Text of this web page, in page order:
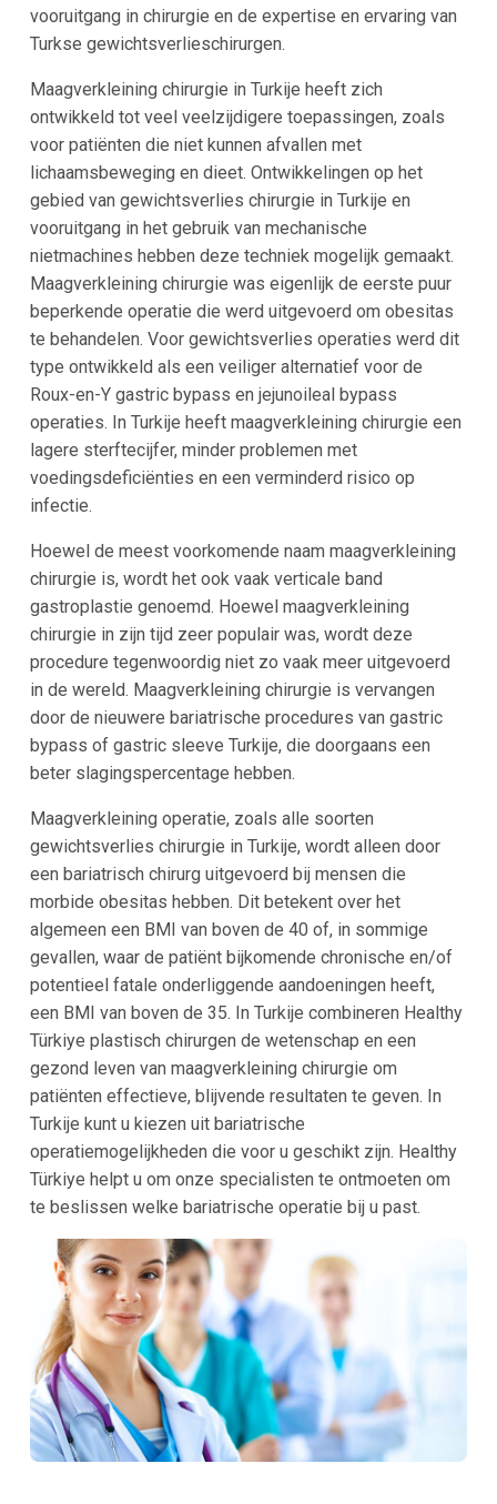
vooruitgang in chirurgie en de expertise en ervaring van
Turkse gewichtsverlieschirurgen.
Maagverkleining chirurgie in Turkije heeft zich
ontwikkeld tot veel veelzijdigere toepassingen, zoals
voor patiënten die niet kunnen afvallen met
lichaamsbeweging en dieet. Ontwikkelingen op het
gebied van gewichtsverlies chirurgie in Turkije en
vooruitgang in het gebruik van mechanische
nietmachines hebben deze techniek mogelijk gemaakt.
Maagverkleining chirurgie was eigenlijk de eerste puur
beperkende operatie die werd uitgevoerd om obesitas
te behandelen. Voor gewichtsverlies operaties werd dit
type ontwikkeld als een veiliger alternatief voor de
Roux-en-Y gastric bypass en jejunoileal bypass
operaties. In Turkije heeft maagverkleining chirurgie een
lagere sterftecijfer, minder problemen met
voedingsdeficiënties en een verminderd risico op
infectie.
Hoewel de meest voorkomende naam maagverkleining
chirurgie is, wordt het ook vaak verticale band
gastroplastie genoemd. Hoewel maagverkleining
chirurgie in zijn tijd zeer populair was, wordt deze
procedure tegenwoordig niet zo vaak meer uitgevoerd
in de wereld. Maagverkleining chirurgie is vervangen
door de nieuwere bariatrische procedures van gastric
bypass of gastric sleeve Turkije, die doorgaans een
beter slagingspercentage hebben.
Maagverkleining operatie, zoals alle soorten
gewichtsverlies chirurgie in Turkije, wordt alleen door
een bariatrisch chirurg uitgevoerd bij mensen die
morbide obesitas hebben. Dit betekent over het
algemeen een BMI van boven de 40 of, in sommige
gevallen, waar de patiënt bijkomende chronische en/of
potentieel fatale onderliggende aandoeningen heeft,
een BMI van boven de 35. In Turkije combineren Healthy
Türkiye plastisch chirurgen de wetenschap en een
gezond leven van maagverkleining chirurgie om
patiënten effectieve, blijvende resultaten te geven. In
Turkije kunt u kiezen uit bariatrische
operatiemogelijkheden die voor u geschikt zijn. Healthy
Türkiye helpt u om onze specialisten te ontmoeten om
te beslissen welke bariatrische operatie bij u past.